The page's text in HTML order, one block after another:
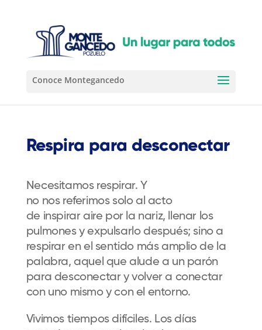
Respira para desconectar
Necesitamos respirar. Y
no nosreferimossolo al acto
de inspiraraire por la nariz, llenar los
pulmones y expulsarlo después; sinoa
respirar en el sentido más amplio de la
palabra, aquel quealude a un parón
para desconectaryvolver a conectar
con uno mismo y con el entorno.
Vivimos tiempos difíciles. Los días